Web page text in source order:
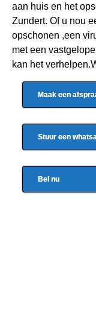
aan huis en het
Zundert. Of u nou
opschonen ,een
met een
kan het
Maak een
Stuur een
Bel nu